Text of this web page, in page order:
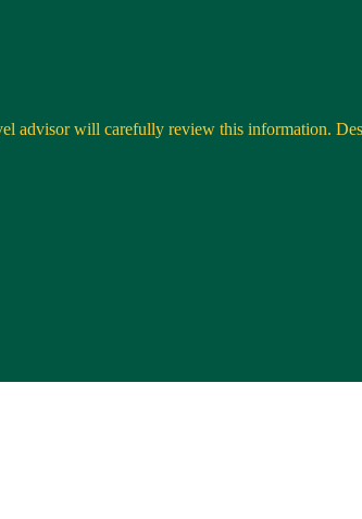
advisor will carefully review this information.